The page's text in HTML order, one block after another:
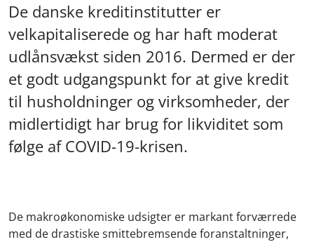
De danske kreditinstitutter er
velkapitaliserede og har haft moderat
udlånsvækst siden 2016. Dermed er der
et godt udgangspunkt for at give kredit
til husholdninger og virksomheder, der
midlertidigt har brug for likviditet som
følge af COVID-19-krisen.
De makroøkonomiske udsigter er markant forværrede
med de drastiske smittebremsende foranstaltninger,